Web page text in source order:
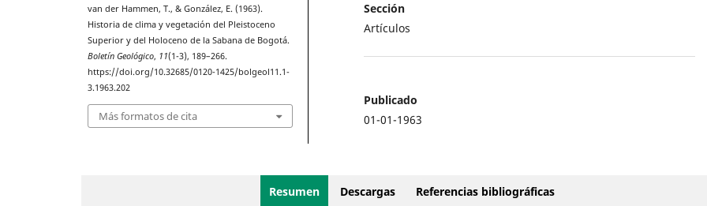
van der Hammen, T., & González, E. (1963).
Historia de clima y vegetación del Pleistoceno
Superior y del Holoceno de la Sabana de Bogotá.
Boletín Geológico, 11(1-3), 189–266.
https://doi.org/10.32685/0120-1425/bolgeol11.1-
3.1963.202
Más formatos de cita
Sección
Artículos
Publicado
01-01-1963
Resumen Descargas Referencias bibliográficas